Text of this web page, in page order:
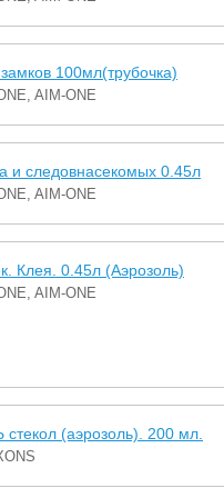
100мл(трубочка)
AIM-ONE
следовнасекомых 0.45л
AIM-ONE
Клея. 0.45л (Аэрозоль)
AIM-ONE
(аэрозоль). 200 мл.